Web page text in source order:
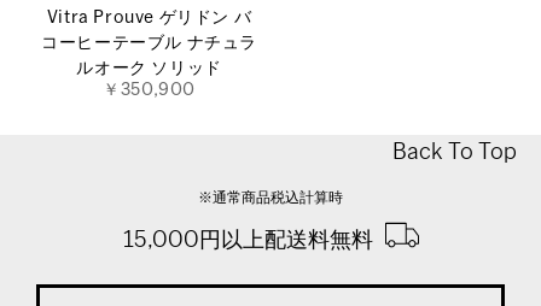
Vitra Prouve ゲリドン バ
コーヒーテーブル ナチュラ
ルオーク ソリッド
￥350,900
Back To Top
※通常商品税込計算時
15,000円以上配送料無料